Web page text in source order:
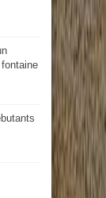
fontaine